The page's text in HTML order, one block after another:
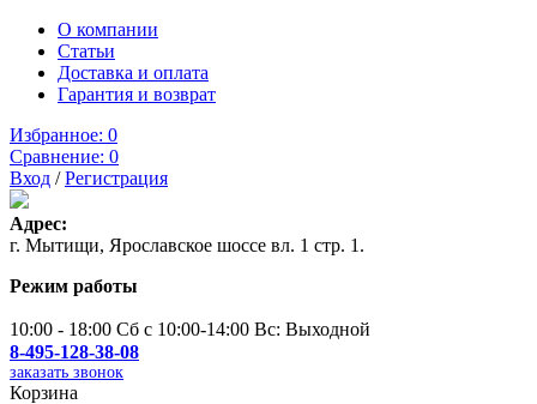
О компании
Статьи
Доставка и оплата
Гарантия и возврат
Избранное: 0
Сравнение: 0
Вход /Регистрация
Адрес:
г. Мытищи, Ярославское шоссе вл. 1 стр. 1.
Режим работы
10:00 - 18:00 Сб с 10:00-14:00 Вс: Выходной
8-495-128-38-08
заказать звонок
Корзина